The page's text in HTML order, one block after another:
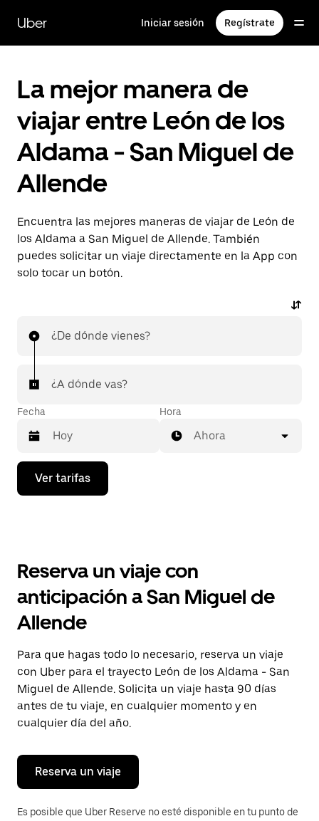
contenido
principal
Uber Iniciar sesión Regístrate
La mejor manera de
viajar entre León de los
Aldama - San Miguel de
Allende
Encuentra las mejores maneras de viajar de León de
los Aldama a San Miguel de Allende. También
puedes solicitar un viaje directamente en la App con
solo tocar un botón.
¿De dónde vienes?
¿A dónde vas?
Fecha
Presiona
flecha
el
y
selecciona
una
Presiona
la
tecla Esc
para
cerrar
el
calendario.
Hora
Ahora
Ver tarifas
Reserva un viaje con
anticipación a San Miguel de
Allende
Para que hagas todo lo necesario, reserva un viaje
con Uber para el trayecto León de los Aldama - San
Miguel de Allende. Solicita un viaje hasta 90 días
antes de tu viaje, en cualquier momento y en
cualquier día del año.
Reserva un viaje
Es posible que Uber Reserve no esté disponible en tu punto de